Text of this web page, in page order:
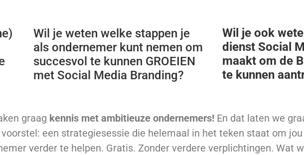
Wil je weten welke stappen je
als ondernemer kunt nemen om
succesvol te kunnen GROEIEN
met Social Media Branding?
Wil je ook
dienst Social
maakt om de
te kunnen
graag kennis met ambitieuze ondernemers!En dat laten we
voorstel: een strategiesessie die helemaal in het teken staat om
verder te helpen. Gratis. Zonder verdere verplichtingen. Wat